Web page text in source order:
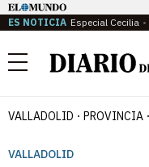
ES NOTICIA Especial Cecilia
Menú
VALLADOLID PROVINCIA
VALLADOLID